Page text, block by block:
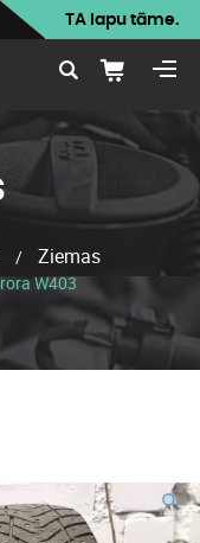
TA lapu tāme.
/
Ziemas
W403